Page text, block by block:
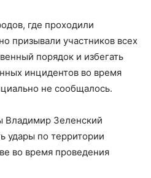
где проходили
призывали участников всех
порядок и избегать
инцидентов во время
не сообщалось.
Владимир Зеленский
удары по территории
во время проведения